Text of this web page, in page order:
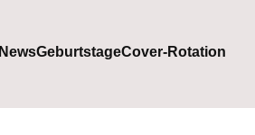
NewsGeburtstageCover-Rotation